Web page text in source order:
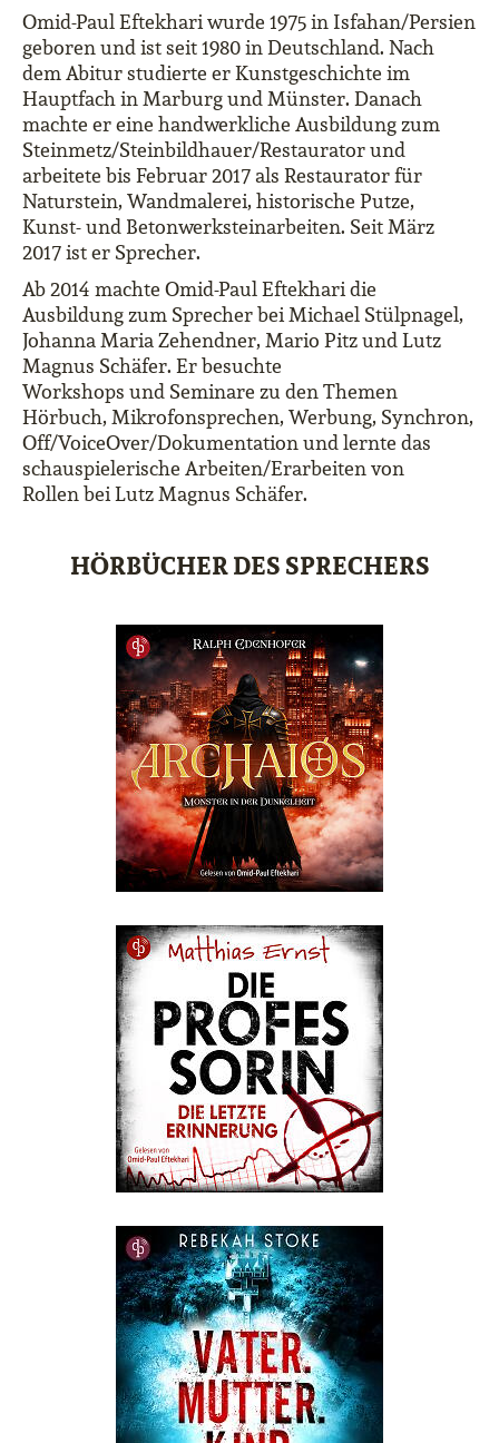
Omid-Paul Eftekhari wurde 1975 in Isfahan/Persien
geboren und ist seit 1980 in Deutschland. Nach
dem Abitur studierte er Kunstgeschichte im
Hauptfach in Marburg und Münster. Danach
machte er eine handwerkliche Ausbildung zum
Steinmetz/Steinbildhauer/Restaurator und
arbeitete bis Februar 2017 als Restaurator für
Naturstein, Wandmalerei, historische Putze,
Kunst- und Betonwerksteinarbeiten. Seit März
2017 ist er Sprecher.
Ab 2014 machte Omid-Paul Eftekhari die
Ausbildung zum Sprecher bei Michael Stülpnagel,
Johanna Maria Zehendner, Mario Pitz und Lutz
Magnus Schäfer. Er besuchte
Workshops und Seminare zu den Themen
Hörbuch, Mikrofonsprechen, Werbung, Synchron,
Off/VoiceOver/Dokumentation und lernte das
schauspielerische Arbeiten/Erarbeiten von
Rollen bei Lutz Magnus Schäfer.
HÖRBÜCHER DES SPRECHERS